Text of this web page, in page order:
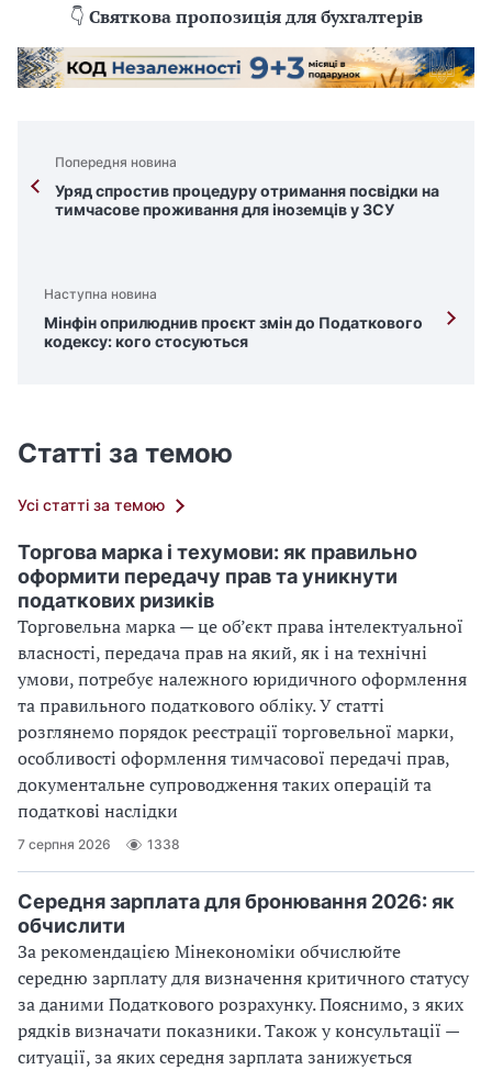
👇 Святкова пропозиція для бухгалтерів
Попередня новина
Уряд спростив процедуру отримання посвідки на
тимчасове проживання для іноземців у ЗСУ
Наступна новина
Мінфін оприлюднив проєкт змін до Податкового
кодексу: кого стосуються
Статті за темою
Усі статті за темою
Торгова марка і техумови: як правильно
оформити передачу прав та уникнути
податкових ризиків
Торговельна марка — це об’єкт права інтелектуальної
власності, передача прав на який, як і на технічні
умови, потребує належного юридичного оформлення
та правильного податкового обліку. У статті
розглянемо порядок реєстрації торговельної марки,
особливості оформлення тимчасової передачі прав,
документальне супроводження таких операцій та
податкові наслідки
7 серпня 2026 1338
Середня зарплата для бронювання 2026: як
обчислити
За рекомендацією Мінекономіки обчислюйте
середню зарплату для визначення критичного статусу
за даними Податкового розрахунку. Пояснимо, з яких
рядків визначати показники. Також у консультації —
ситуації, за яких середня зарплата занижується